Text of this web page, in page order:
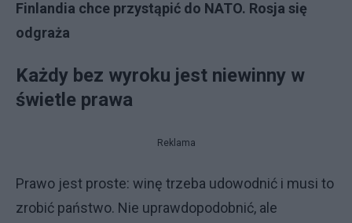
Finlandia chce przystąpić do NATO. Rosja się
odgraża
Każdy bez wyroku jest niewinny w
świetle prawa
Reklama
Prawo jest proste: winę trzeba udowodnić i musi to
zrobić państwo. Nie uprawdopodobnić, ale